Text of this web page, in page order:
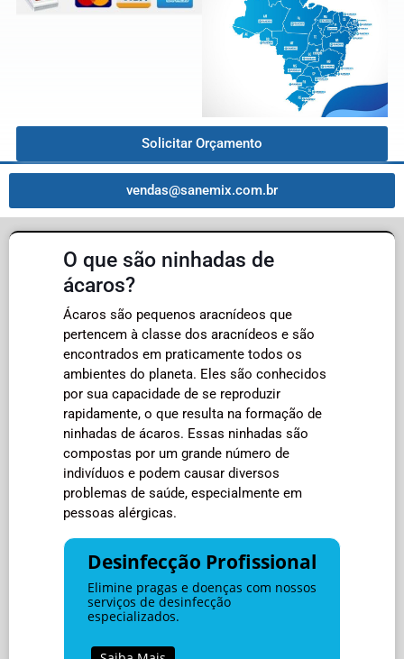
Solicitar Orçamento
vendas@sanemix.com.br
O que são ninhadas de
ácaros?
Ácaros são pequenos aracnídeos que
pertencem à classe dos aracnídeos e são
encontrados em praticamente todos os
ambientes do planeta. Eles são conhecidos
por sua capacidade de se reproduzir
rapidamente, o que resulta na formação de
ninhadas de ácaros. Essas ninhadas são
compostas por um grande número de
indivíduos e podem causar diversos
problemas de saúde, especialmente em
pessoas alérgicas.
Desinfecção Profissional
Elimine pragas e doenças com nossos
serviços de desinfecção
especializados.